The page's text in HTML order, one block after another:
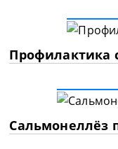
Профилактика
Сальмонеллёз